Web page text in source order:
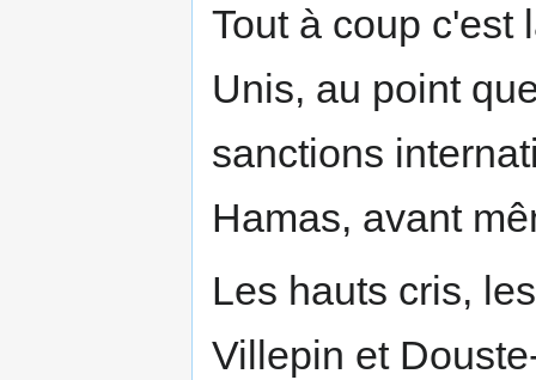
Tout à coup c'est
Unis, au point
sanctions
Hamas, avant
Les hauts cris,
Villepin et